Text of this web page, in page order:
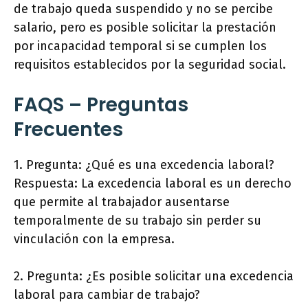
de trabajo queda suspendido y no se percibe
salario, pero es posible solicitar la prestación
por incapacidad temporal si se cumplen los
requisitos establecidos por la seguridad social.
FAQS – Preguntas
Frecuentes
1. Pregunta: ¿Qué es una excedencia laboral?
Respuesta: La excedencia laboral es un derecho
que permite al trabajador ausentarse
temporalmente de su trabajo sin perder su
vinculación con la empresa.
2. Pregunta: ¿Es posible solicitar una excedencia
laboral para cambiar de trabajo?